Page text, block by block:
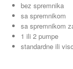
bez spremnika
sa spremnikom
sa spremnikom
1 ili 2 pumpe
standardne ili